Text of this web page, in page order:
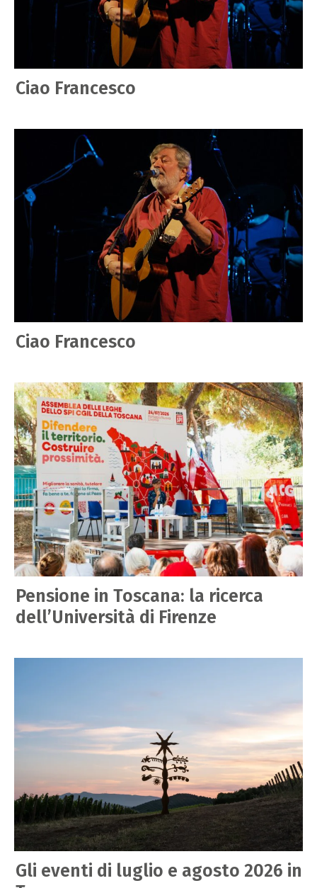
Ciao Francesco
Ciao Francesco
Pensione in Toscana: la ricerca
dell’Università di Firenze
Gli eventi di luglio e agosto 2026 in